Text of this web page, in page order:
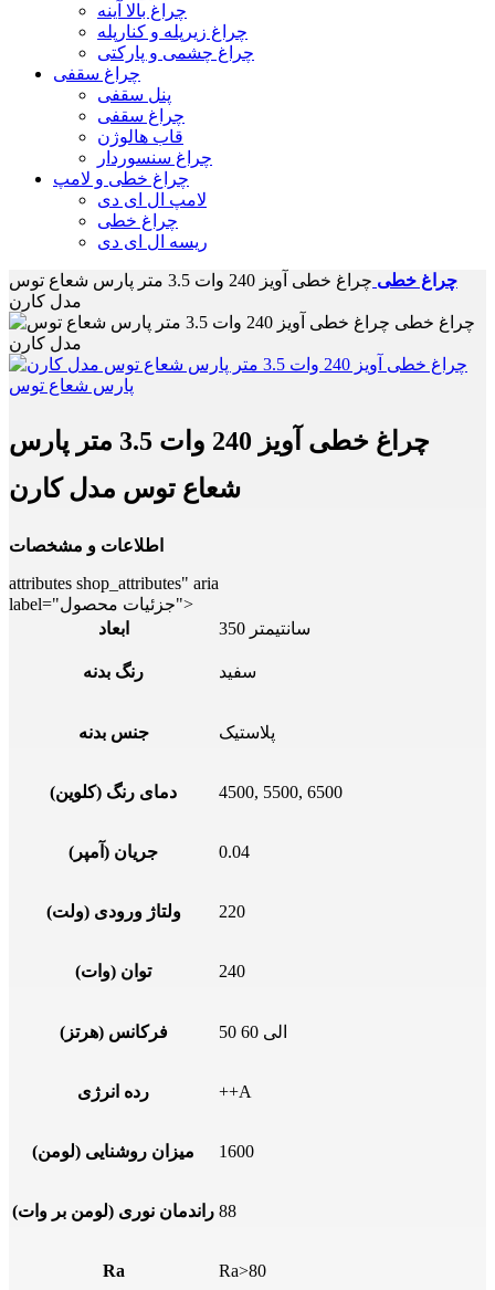
چراغ بالا آینه
چراغ زیرپله و کنارپله
چراغ چشمی و پارکتی
چراغ سقفی
پنل سقفی
چراغ سقفی
قاب هالوژن
چراغ سنسوردار
چراغ خطی و لامپ
لامپ ال ای دی
چراغ خطی
ریسه ال ای دی
چراغ خطی
چراغ خطی آویز 240 وات 3.5 متر پارس شعاع توس
مدل کارن
چراغ خطی آویز 240 وات 3.5 متر پارس
شعاع توس مدل کارن
اطلاعات و مشخصات
attributes shop_attributes" aria
label="جزئیات محصول">
ابعاد
350 سانتیمتر
رنگ بدنه سفید
جنس بدنه پلاستیک
دمای رنگ (کلوین) 4500, 5500, 6500
جریان (آمپر) 0.04
ولتاژ ورودی (ولت) 220
توان (وات) 240
فرکانس (هرتز) 50 الی 60
رده انرژی ++A
میزان روشنایی (لومن) 1600
راندمان نوری (لومن بر وات) 88
Ra Ra>80